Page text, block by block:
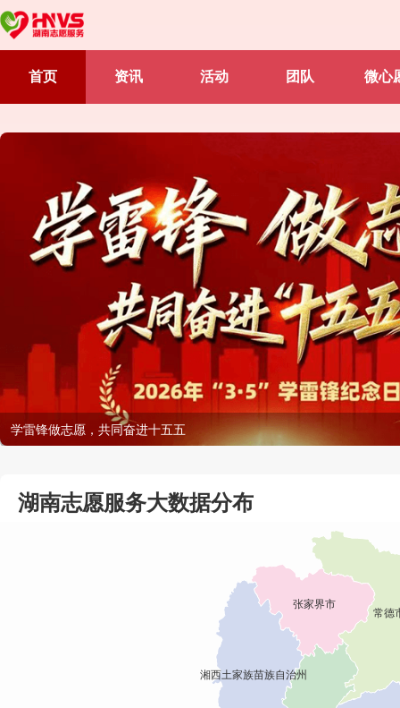
首页 资讯 活动 团队 微心
生态环境志愿服务主题月
湖南志愿服务大数据分布